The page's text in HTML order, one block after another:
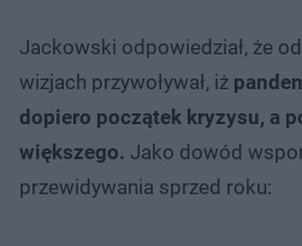
Jackowski odpowiedział, że
wizjach przywoływał, iż
dopiero początek kryzysu, a
większego. Jako dowód
przewidywania sprzed roku: